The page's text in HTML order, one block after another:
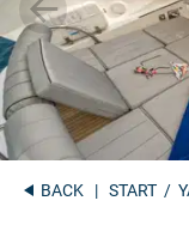
BACK | START /